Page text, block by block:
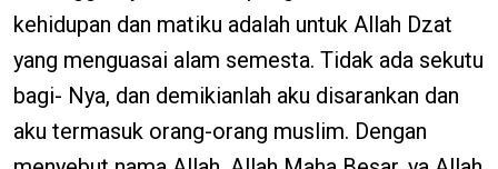
kehidupan dan matiku adalah untuk Allah Dzat
yang menguasai alam semesta. Tidak ada sekutu
bagi- Nya, dan demikianlah aku disarankan dan
aku termasuk orang-orang muslim. Dengan